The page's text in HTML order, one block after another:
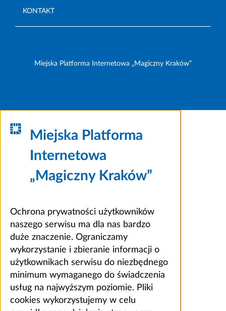
KONTAKT
Miejska Platforma Internetowa „Magiczny Kraków”
Miejska Platforma
Internetowa
„Magiczny Kraków”
Ochrona prywatności użytkowników
naszego serwisu ma dla nas bardzo
duże znaczenie. Ograniczamy
wykorzystanie i zbieranie informacji o
użytkownikach serwisu do niezbędnego
minimum wymaganego do świadczenia
usług na najwyższym poziomie. Pliki
cookies wykorzystujemy w celu